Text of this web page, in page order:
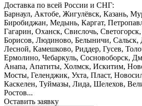
Доставка по всей России и СНГ:
Барнаул, Актобе, Жигулёвск, Казань,
Биробиджан, Медынь, Каргат,
Гагарин, Оханск, Свислочь,
Борисов, Людиново, Белыничи, Сальск,
Лесной, Камешково, Риддер, Гусев,
Ермолино, Чебаркуль, Сосновоборск,
Анапа, Апатиты, Холмск, Искитим,
Мосты, Геленджик, Ухта, Пласт,
Каскелен, Туймазы, Лида, Шелехов,
Ростов...
Оставить заявку